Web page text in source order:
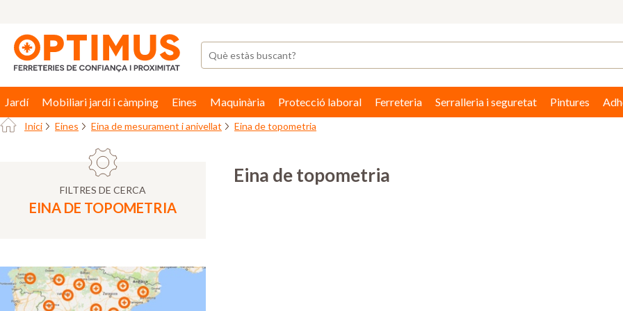
Jardí Mobiliari jardí i càmping Eines Maquinària Protecció laboral Ferreteria Serralleria i seguretat Pintures
Inici Eines Eina de mesurament i anivellat Eina de topometria
FILTRES DE CERCA
EINA DE TOPOMETRIA
Eina de topometria